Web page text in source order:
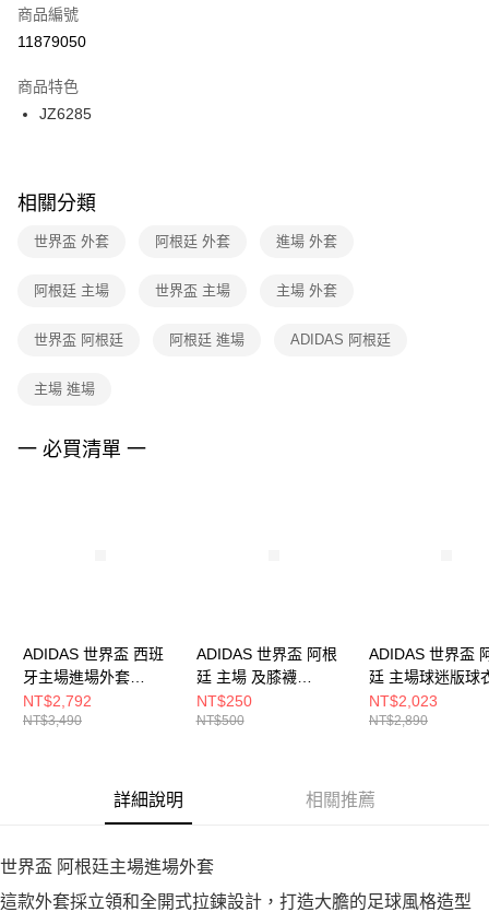
【「AFTEE先享後付」結帳流程】
１．於結帳方式選擇「AFTEE先享後付」後，將跳轉至「AFTEE先享後付」
２．訂單成立數日內，您將收到繳費通知簡訊。
３．收到繳費通知簡訊後14天內，點擊此簡訊中的連結，可透過四大超商／
ATM／網路銀行／等多元方式進行付款，方視為交易完成。
※ 交易是否成功請以「AFTEE先享後付 」之結帳頁面顯示為準，若有關於
是否繳費成功／繳費後需取消欲退款等相關疑問，請聯繫「AFTEE先享後付
客戶支援中心」
https://netprotections.freshdesk.com/support/home
１．透過由恩沛科技股份有限公司提供之「AFTEE先享後付」服務完成之交
權轉讓予恩沛科技股份有限公司。
３．未成年的使用者請事先徵得法定代理人或監護人之同意方可使用
４．使用「AFTEE先享後付」時，將依據個別帳號之用戶狀況，依本公司即
宅配
每筆NT$100，滿NT$1,500(含以上)免運費
付款後門市自取
每筆NT$100，滿NT$1,500(含以上)免運費
商品編號
11879050
商品特色
JZ6285
相關分類
世界盃 外套 阿根廷 外套 進場 外套
阿根廷 主場 世界盃 主場 主場 外套
世界盃 阿根廷 阿根廷 進場 ADIDAS 阿根廷
主場 進場
一 必買清單 一
ADIDAS 世界盃 西班
牙主場進場外套
JZ2253
NT$2,792
NT$3,490
ADIDAS 世界盃 阿根
廷 主場 及膝襪
JM8891
NT$250
NT$500
ADIDAS 世界盃
廷 主場球迷版球
JM8396
NT$2,023
NT$2,890
詳細說明 相關推薦
世界盃 阿根廷主場進場外套
這款外套採立領和全開式拉鍊設計，打造大膽的足球風格造型